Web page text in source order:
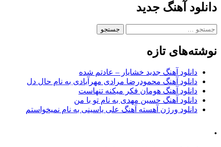
دانلود آهنگ جدید
جستجو
نوشته‌های تازه
دانلود آهنگ جدید خشایار – عادتم شده
دانلود آهنگ محمودرضا مرادی مهرآبادی به نام حال دل
دانلود آهنگ هومان فکر میکنه تنهاست
دانلود آهنگ حسین مهدی به نام تو با من
دانلود ورژن آهسته آهنگ علی یاسینی به نام نمیخواستم
.